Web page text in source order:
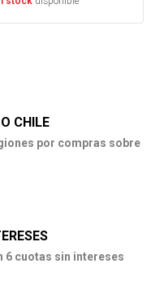
CHILE
por compras sobre
6 cuotas sin intereses